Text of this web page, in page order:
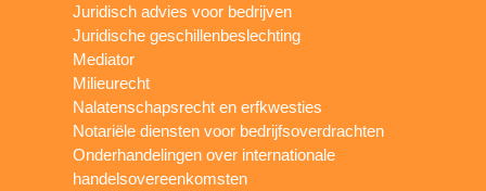
Juridisch advies voor bedrijven
Juridische geschillenbeslechting
Mediator
Milieurecht
Nalatenschapsrecht en erfkwesties
Notariële diensten voor bedrijfsoverdrachten
Onderhandelingen over internationale
handelsovereenkomsten